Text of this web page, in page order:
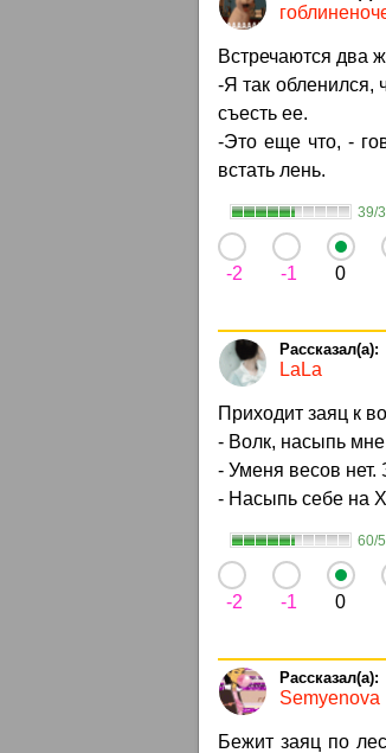
Встречаются два
-Я так обленился,
съесть ее.
-Это еще что, -
встать лень.
39/
-2 -1 0
LaLa
Приходит заяц к
- Волк, насыпь мне
- Уменя весов нет.
- Насыпь себе на
60/
-2 -1 0
Semyenova
Бежит заяц по